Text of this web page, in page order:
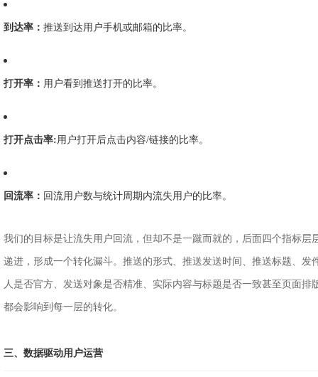
到达率： 推送到达用户手机或邮箱的比率。
打开率： 用户看到推送打开的比率。
打开点击率: 用户打开后点击内容/链接的比率。
回流率： 回流用户数与统计周期内流失用户的比率。
我们的目标是让流失用户回流，但却不是一蹴而就的，后面四个指标层
递进，形成一个转化漏斗。推送的形式、推送发送时间、推送标题、发
人是否官方、发送对象是否精准、实际内容与标题是否一致甚至页面排
都会影响到每一层的转化。
三、数据驱动用户运营